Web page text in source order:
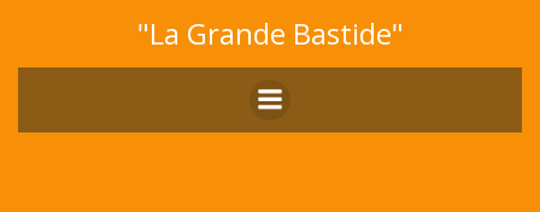
au
contenu
"La Grande Bastide"